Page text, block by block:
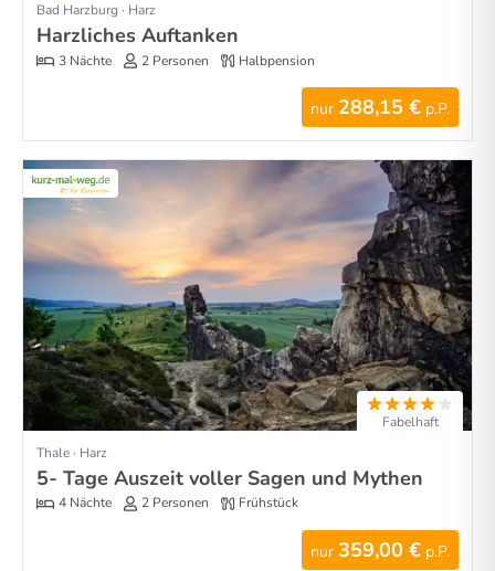
Bad Harzburg · Harz
Harzliches Auftanken
3 Nächte 2 Personen Halbpension
nur 288,15 € p.P.
Fabelhaft
Thale · Harz
5- Tage Auszeit voller Sagen und Mythen
4 Nächte 2 Personen Frühstück
nur 359,00 € p.P.